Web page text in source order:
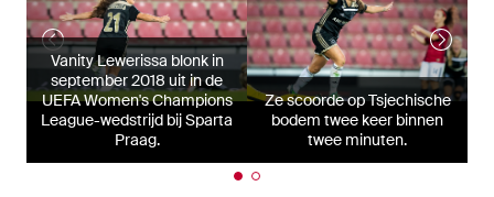
Vanity Lewerissa blonk in
september 2018 uit in de
UEFA Women's Champions
League-wedstrijd bij Sparta
Praag.
Ze scoorde op Tsjechische
bodem twee keer binnen
twee minuten.